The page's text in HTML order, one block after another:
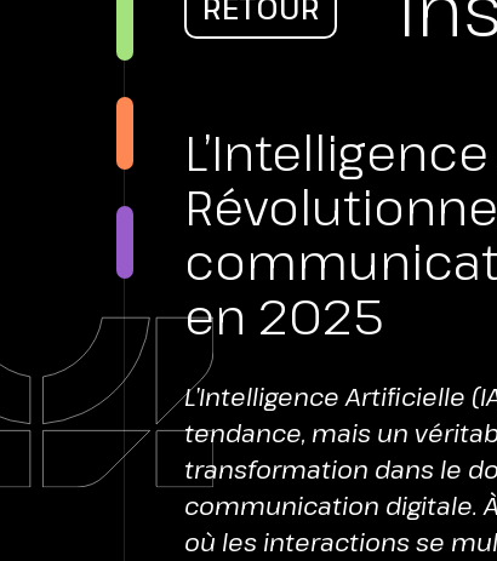
en 2025
L’Intelligence Artificielle
tendance, mais un
transformation dans le
communication digitale.
où les interactions se